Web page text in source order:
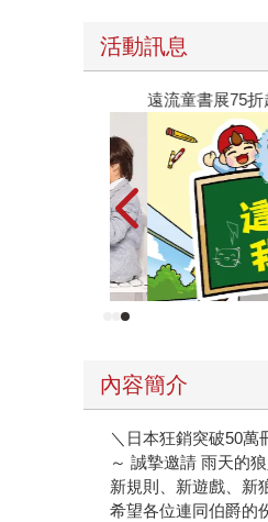
活動訊息
遠流童書展75折起
內容簡介
＼日本狂銷突破50萬
～ 誠摯邀請 雨天的
新規則、新遊戲、
希望各位連同伯爵的